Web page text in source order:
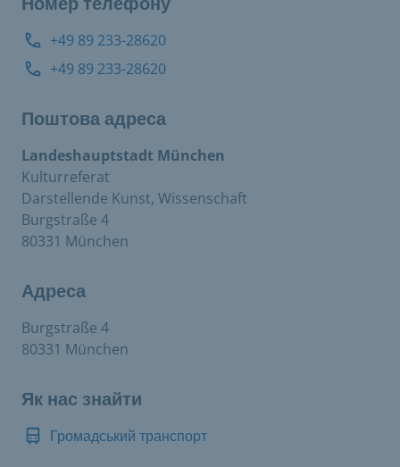
+49 89 233-28620
+49 89 233-28620
Поштова адреса
Landeshauptstadt München
Kulturreferat
Darstellende Kunst, Wissenschaft
Burgstraße 4
80331 München
Адреса
Burgstraße 4
80331 München
Як нас знайти
Громадський транспорт